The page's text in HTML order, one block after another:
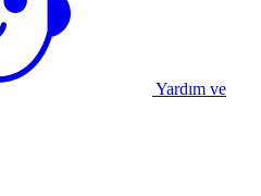
Yardım ve